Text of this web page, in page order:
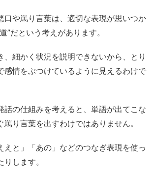
口や罵り言葉は、適切な表現が思いつか
”だという考えがあります。
、細かく状況を説明できないから、とり
感情をぶつけているように見えるわけで
話の仕組みを考えると、単語が出てこな
罵り言葉を出すわけではありません。
えと」「あの」などのつなぎ表現を使っ
します。